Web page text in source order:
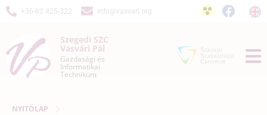
+36-62 425-322 info@vasvari.org
Szegedi SZC
Vasvári Pál
Gazdasági és
Informatikai
Technikum
NYITÓLAP